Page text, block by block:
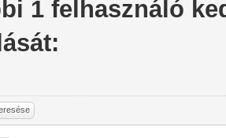
1 felhasználó